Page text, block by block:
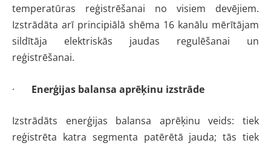
temperatūras reģistrēšanai no visiem devējiem.
Izstrādāta arī principiālā shēma 16 kanālu mērītājam
sildītāja elektriskās jaudas regulēšanai un
reģistrēšanai.
· Enerģijas balansa aprēķinu izstrāde
Izstrādāts enerģijas balansa aprēķinu veids: tiek
reģistrēta katra segmenta patērētā jauda; tās tiek